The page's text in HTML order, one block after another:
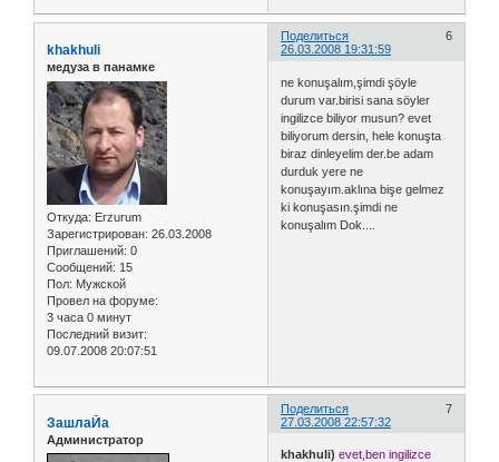
Поделиться
6
26.03.2008 19:31:59
khakhuli
медуза в панамке
Откуда: Erzurum
Зарегистрирован: 26.03.2008
Приглашений: 0
Сообщений: 15
Пол: Мужской
Провел на форуме:
3 часа 0 минут
Последний визит:
09.07.2008 20:07:51
ne konuşalım,şimdi şöyle
durum var.birisi sana söyler
ingilizce biliyor musun? evet
biliyorum dersin, hele konuşta
biraz dinleyelim der.be adam
durduk yere ne
konuşayım.aklına bişe gelmez
ki konuşasın.şimdi ne
konuşalım Dok....
Поделиться
7
27.03.2008 22:57:32
ЗашлаЙа
Администратор
khakhuli) evet,ben ingilizce